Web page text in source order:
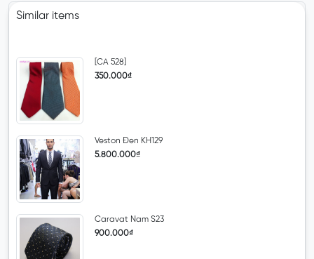
Similar items
[CA 528]
350.000₫
Veston Đen KH129
5.800.000₫
Caravat Nam S23
900.000₫